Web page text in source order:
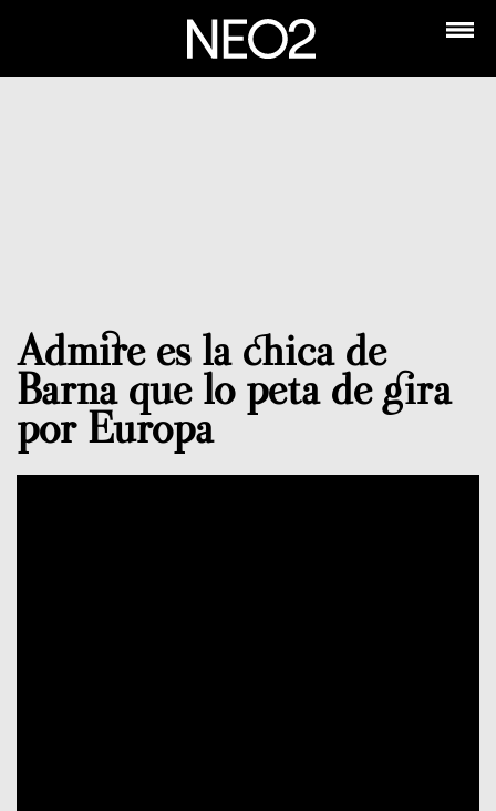
Admire es la chica de
Barna que lo peta de gira
por Europa